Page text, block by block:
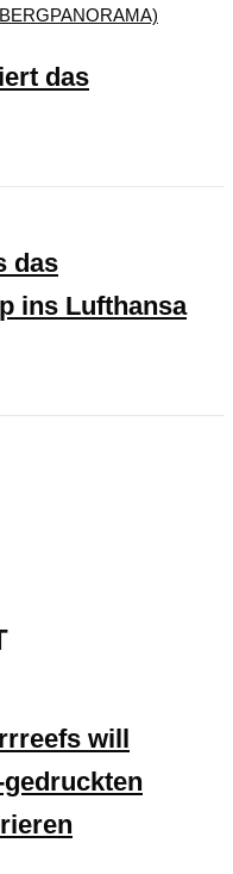
das
das
ins Lufthansa
will